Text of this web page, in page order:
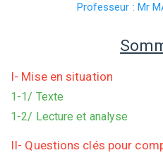
Professeur : Mr
I- Mise en situation
1-1/ Texte
1-2/ Lecture et analyse
II- Questions clés pour